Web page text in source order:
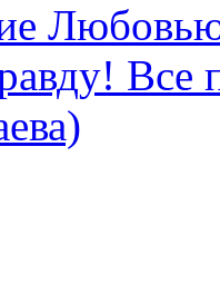
Все